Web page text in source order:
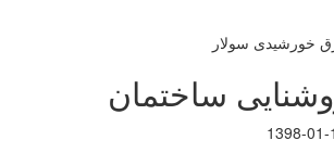
ساختمان
1398-01-